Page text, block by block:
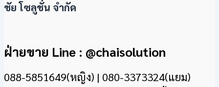
ชัย โซลูชั่น จำกัด
ฝ่ายขาย Line : @chaisolution
088-5851649(หญิง) | 080-3373324(แยม)